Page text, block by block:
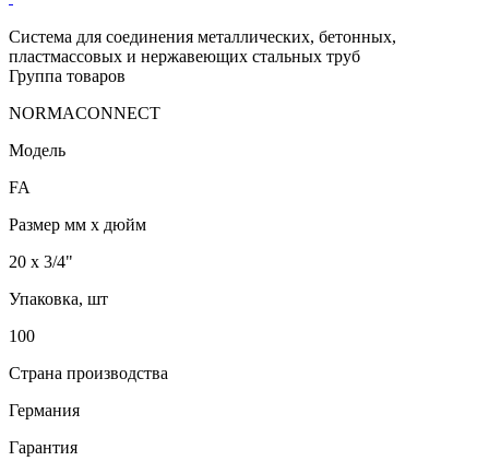
Система для соединения металлических, бетонных,
пластмассовых и нержавеющих стальных труб
Группа товаров
NORMACONNECT
Модель
FA
Размер мм x дюйм
20 x 3/4"
Упаковка, шт
100
Страна производства
Германия
Гарантия